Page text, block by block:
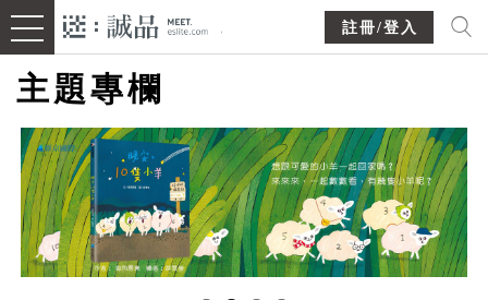
註冊/登入
主題專欄